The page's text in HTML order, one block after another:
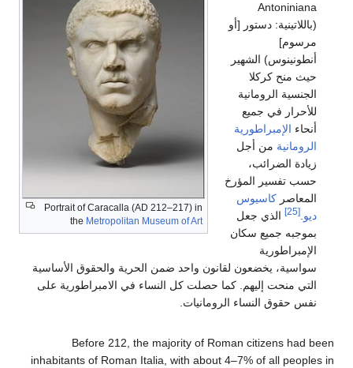
Portrait of Caracalla (AD 212–217) in
the Metropolitan Museum of Art
Antoniniana
(باللاتينية: دستور [أو
مرسوم]
أنطونينوس) الشهير
حيث منح كركلا
الجنسية الرومانية
للأحرار في جميع
أنحاء الإمبراطورية
الرومانية من أجل
زيادة الضرائب،
حسب تفسير المؤرخ
المعاصركاسيوس
ديو.
[25]
الذي جعل
بموجبه جميع سكان
الإمبراطورية
سواسية، يخضعون لقانون واحد ضمن الحرية والحقوق الأساسية
التي منحت إليهم. كما حصلت كل النساء في الامبراطورية على
نفس حقوق النساء الرومانيات.
Before 212, the majority of Roman citizens had been
inhabitants of Roman Italia, with about 4–7% of all peoples in